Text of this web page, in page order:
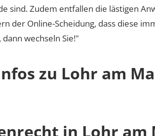
sind. Zudem entfallen die lästigen
der Online-Scheidung, dass diese
wechseln Sie!"
zu Lohr am
in Lohr am